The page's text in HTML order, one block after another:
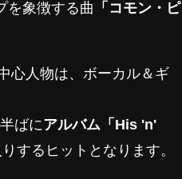
を象徴する曲
「コモン・ピ
心人物は、ボーカル＆ギ
ばにアルバム「His 'n'
するヒットとなります。